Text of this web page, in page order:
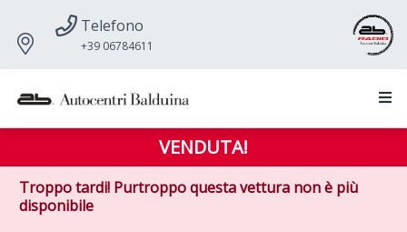
Telefono
+39 06784611
VENDUTA!
Troppo tardi! Purtroppo questa vettura non è più
disponibile